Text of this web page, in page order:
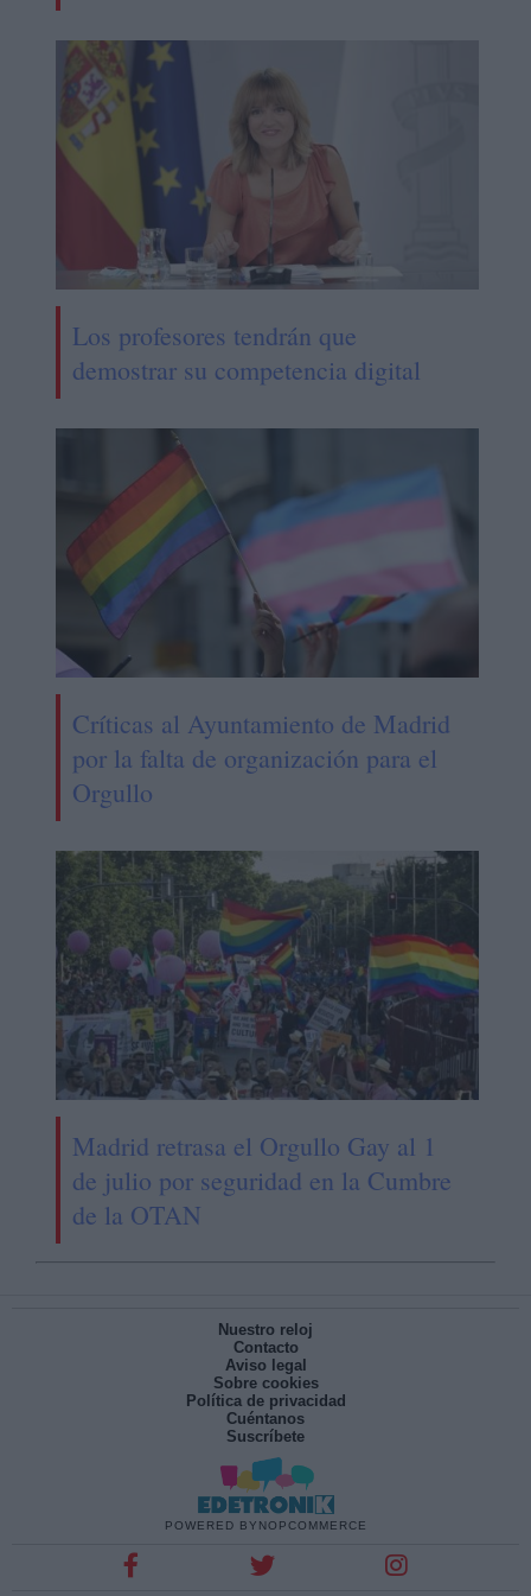
Los profesores tendrán que
demostrar su competencia digital
Críticas al Ayuntamiento de Madrid
por la falta de organización para el
Orgullo
Madrid retrasa el Orgullo Gay al 1
de julio por seguridad en la Cumbre
de la OTAN
Nuestro reloj
Contacto
Aviso legal
Sobre cookies
Política de privacidad
Cuéntanos
Suscríbete
POWERED BY NOPCOMMERCE